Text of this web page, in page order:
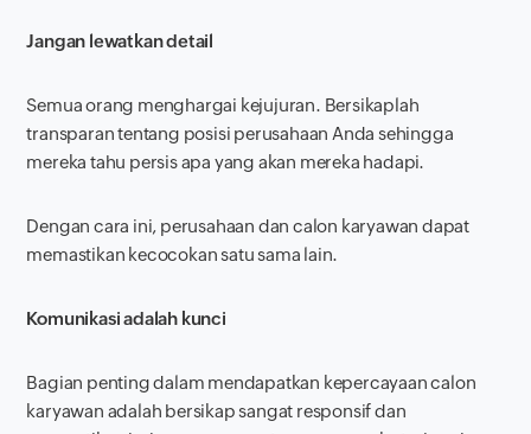
Jangan lewatkan detail
Semua orang menghargai kejujuran. Bersikaplah
transparan tentang posisi perusahaan Anda sehingga
mereka tahu persis apa yang akan mereka hadapi.
Dengan cara ini, perusahaan dan calon karyawan dapat
memastikan kecocokan satu sama lain.
Komunikasi adalah kunci
Bagian penting dalam mendapatkan kepercayaan calon
karyawan adalah bersikap sangat responsif dan